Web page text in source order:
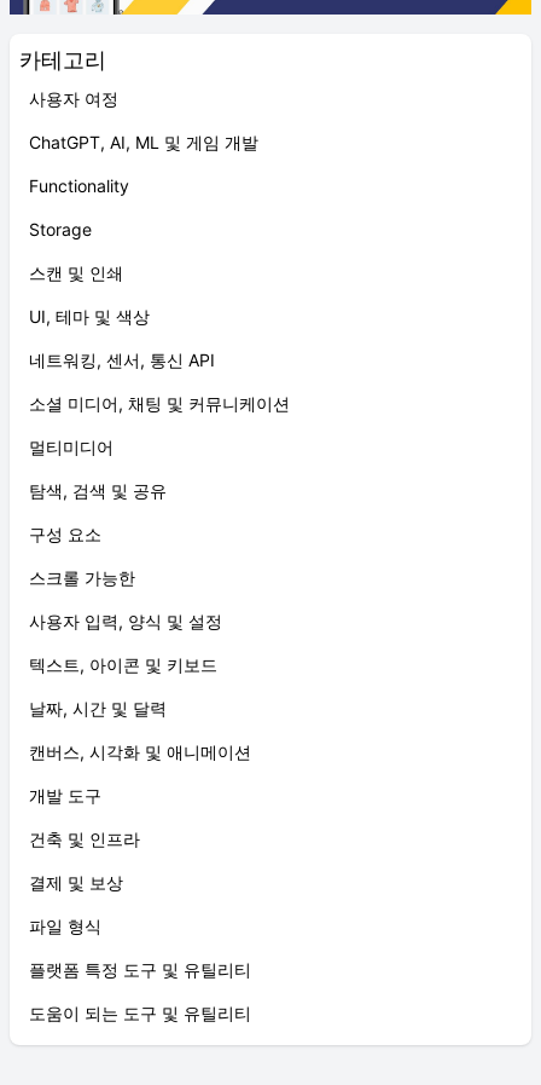
카테고리
사용자 여정
ChatGPT, AI, ML 및 게임 개발
Functionality
Storage
스캔 및 인쇄
UI, 테마 및 색상
네트워킹, 센서, 통신 API
소셜 미디어, 채팅 및 커뮤니케이션
멀티미디어
탐색, 검색 및 공유
구성 요소
스크롤 가능한
사용자 입력, 양식 및 설정
텍스트, 아이콘 및 키보드
날짜, 시간 및 달력
캔버스, 시각화 및 애니메이션
개발 도구
건축 및 인프라
결제 및 보상
파일 형식
플랫폼 특정 도구 및 유틸리티
도움이 되는 도구 및 유틸리티